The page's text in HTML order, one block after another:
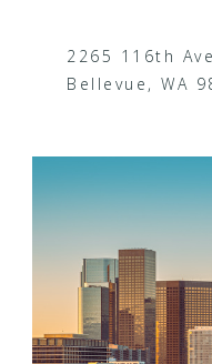
2265 116th
Bellevue, WA